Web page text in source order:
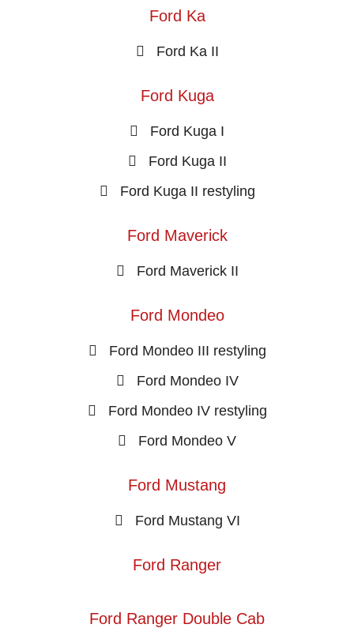
Ford Ka
Ford Ka II
Ford Kuga
Ford Kuga I
Ford Kuga II
Ford Kuga II restyling
Ford Maverick
Ford Maverick II
Ford Mondeo
Ford Mondeo III restyling
Ford Mondeo IV
Ford Mondeo IV restyling
Ford Mondeo V
Ford Mustang
Ford Mustang VI
Ford Ranger
Ford Ranger Double Cab